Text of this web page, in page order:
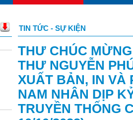
TIN TỨC - SỰ KIỆN
THƯ CHÚC
THƯ NGUYỄN
XUẤT BẢN, IN VÀ
NAM NHÂN DỊP
TRUYỀN THỐNG